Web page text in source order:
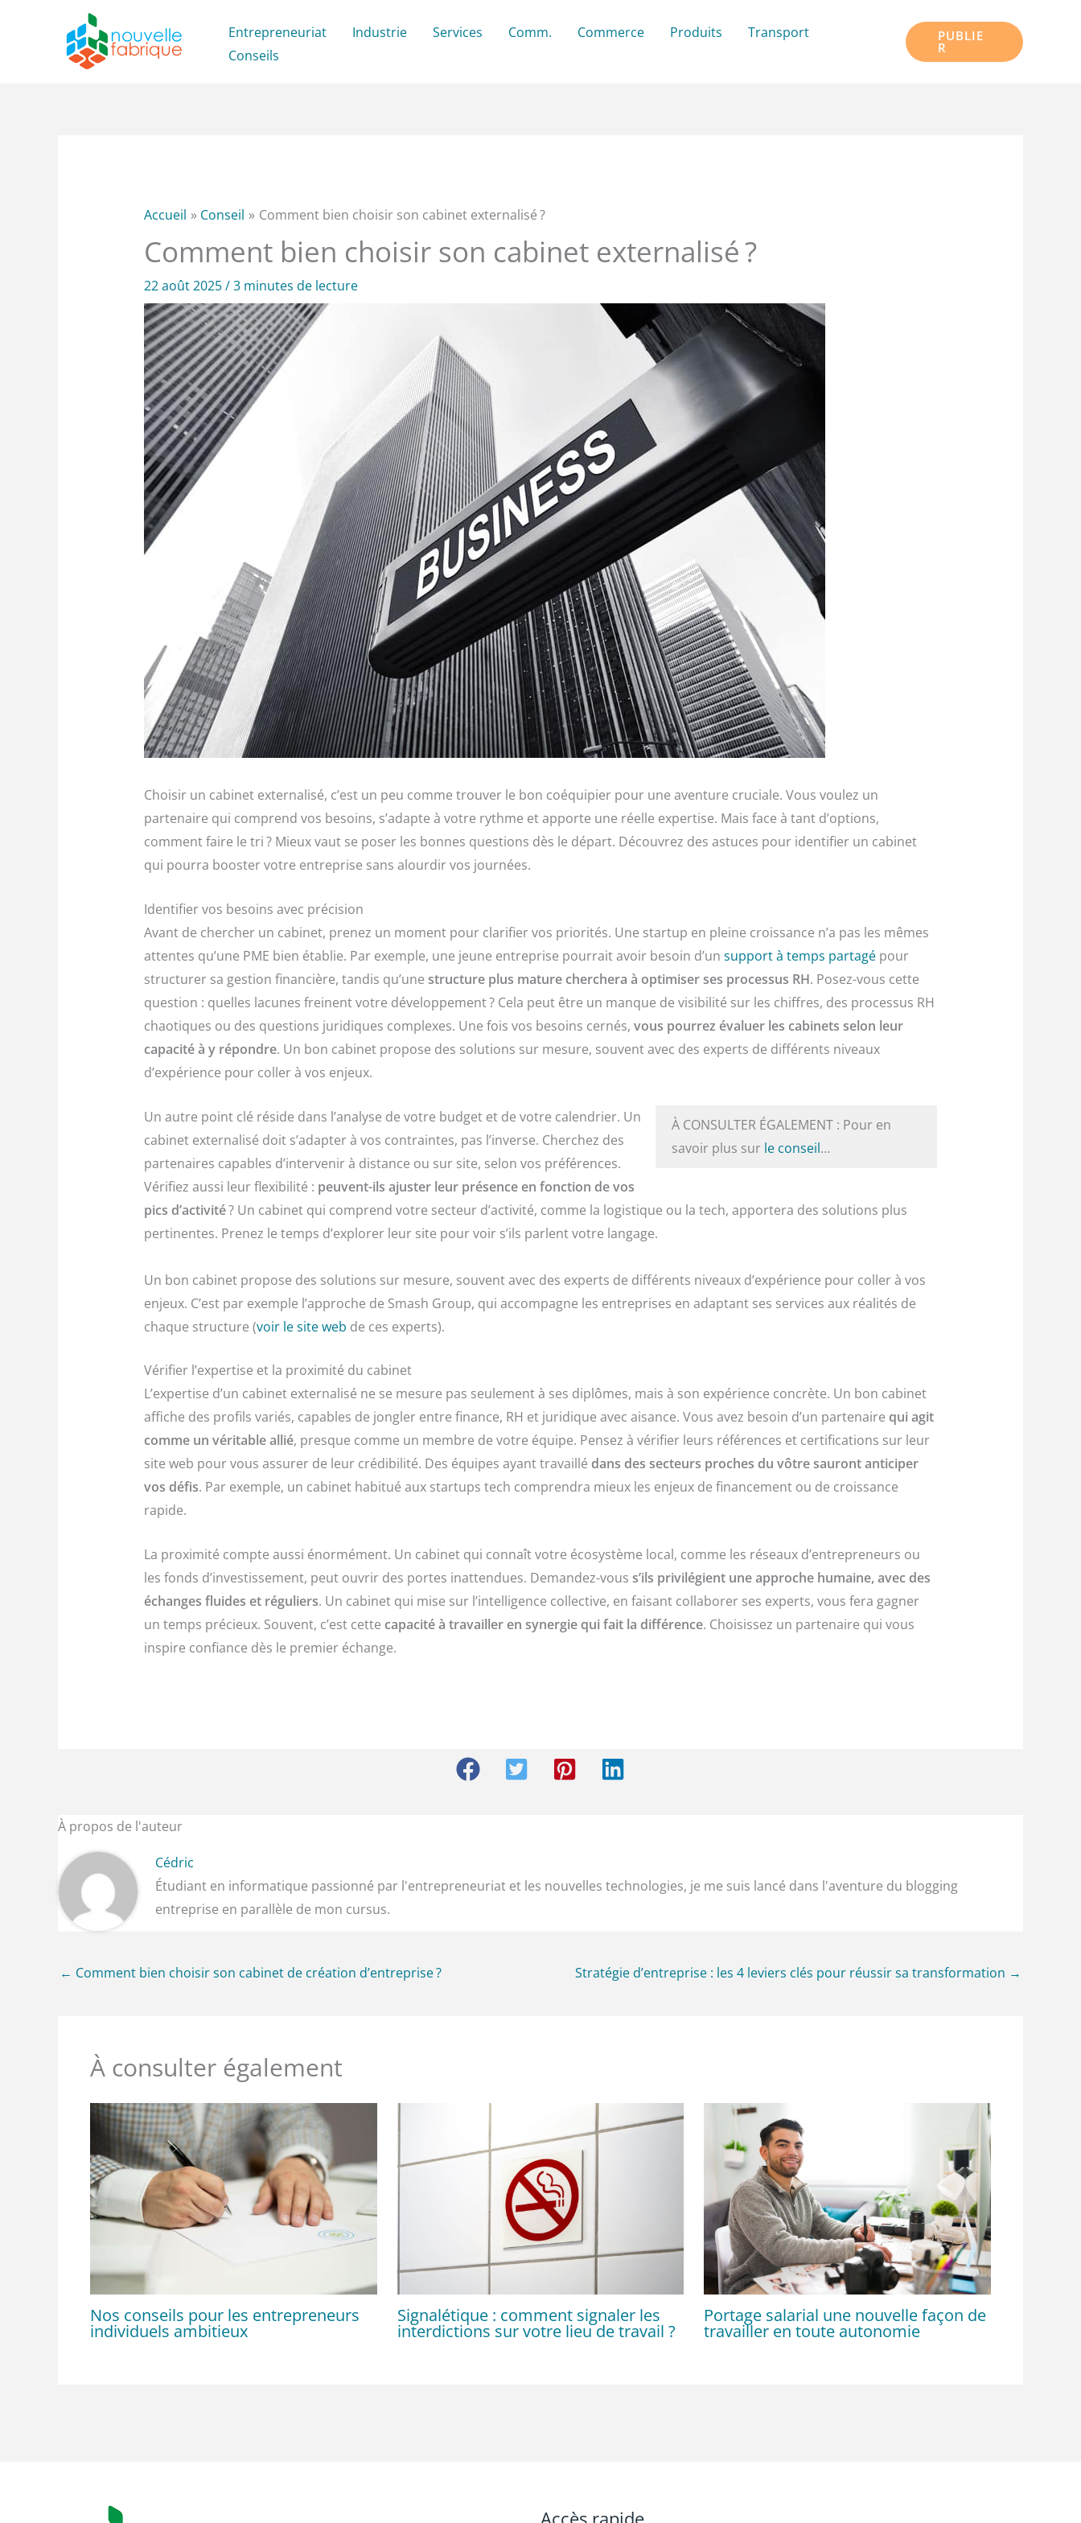
Entrepreneuriat Industrie Services Comm. Commerce Produits
Transport
Conseils
PUBLIE
R
Accueil Conseil Comment bien choisir son cabinet externalisé ?
Comment bien choisir son cabinet externalisé ?
22 août 2025/3 minutes de lecture
Choisir un cabinet externalisé, c’est un peu comme trouver le bon coéquipier pour une aventure cruciale. Vous voulez un
partenaire qui comprend vos besoins, s’adapte à votre rythme et apporte une réelle expertise. Mais face à tant d’options,
comment faire le tri ? Mieux vaut se poser les bonnes questions dès le départ. Découvrez des astuces pour identifier un cabinet
qui pourra booster votre entreprise sans alourdir vos journées.
Identifier vos besoins avec précision
Avant de chercher un cabinet, prenez un moment pour clarifier vos priorités. Une startup en pleine croissance n’a pas les mêmes
attentes qu’une PME bien établie. Par exemple, une jeune entreprise pourrait avoir besoin d’un support à temps partagépour
structurer sa gestion financière, tandis qu’une structure plus mature cherchera à optimiser ses processus RH. Posez-vous cette
question : quelles lacunes freinent votre développement ? Cela peut être un manque de visibilité sur les chiffres, des processus RH
chaotiques ou des questions juridiques complexes. Une fois vos besoins cernés, vous pourrez évaluer les cabinets selon leur
capacité à y répondre. Un bon cabinet propose des solutions sur mesure, souvent avec des experts de différents niveaux
d’expérience pour coller à vos enjeux.
À CONSULTER ÉGALEMENT : Pour en
savoir plus sur le conseil…
Un autre point clé réside dans l’analyse de votre budget et de votre calendrier. Un
cabinet externalisé doit s’adapter à vos contraintes, pas l’inverse. Cherchez des
partenaires capables d’intervenir à distance ou sur site, selon vos préférences.
Vérifiez aussi leur flexibilité : peuvent-ils ajuster leur présence en fonction de vos
pics d’activité? Un cabinet qui comprend votre secteur d’activité, comme la logistique ou la tech, apportera des solutions plus
pertinentes. Prenez le temps d’explorer leur site pour voir s’ils parlent votre langage.
Un bon cabinet propose des solutions sur mesure, souvent avec des experts de différents niveaux d’expérience pour coller à vos
enjeux. C’est par exemple l’approche de Smash Group, qui accompagne les entreprises en adaptant ses services aux réalités de
chaque structure (voir le site web de ces experts).
Vérifier l’expertise et la proximité du cabinet
L’expertise d’un cabinet externalisé ne se mesure pas seulement à ses diplômes, mais à son expérience concrète. Un bon cabinet
affiche des profils variés, capables de jongler entre finance, RH et juridique avec aisance. Vous avez besoin d’un partenaire qui agit
comme un véritable allié, presque comme un membre de votre équipe. Pensez à vérifier leurs références et certifications sur leur
site web pour vous assurer de leur crédibilité. Des équipes ayant travaillé dans des secteurs proches du vôtre sauront anticiper
vos défis. Par exemple, un cabinet habitué aux startups tech comprendra mieux les enjeux de financement ou de croissance
rapide.
La proximité compte aussi énormément. Un cabinet qui connaît votre écosystème local, comme les réseaux d’entrepreneurs ou
les fonds d’investissement, peut ouvrir des portes inattendues. Demandez-vous s’ils privilégient une approche humaine, avec des
échanges fluides et réguliers. Un cabinet qui mise sur l’intelligence collective, en faisant collaborer ses experts, vous fera gagner
un temps précieux. Souvent, c’est cette capacité à travailler en synergie qui fait la différence. Choisissez un partenaire qui vous
inspire confiance dès le premier échange.
À propos de l'auteur
Cédric
Étudiant en informatique passionné par l'entrepreneuriat et les nouvelles technologies, je me suis lancé dans l'aventure du blogging
entreprise en parallèle de mon cursus.
← Comment bien choisir son cabinet de création d’entreprise ? Stratégie d’entreprise : les 4 leviers clés pour réussir sa transformation →
À consulter également
Nos conseils pour les entrepreneurs
individuels ambitieux
Signalétique : comment signaler les
interdictions sur votre lieu de travail ?
Portage salarial une nouvelle façon de
travailler en toute autonomie
Accès rapide